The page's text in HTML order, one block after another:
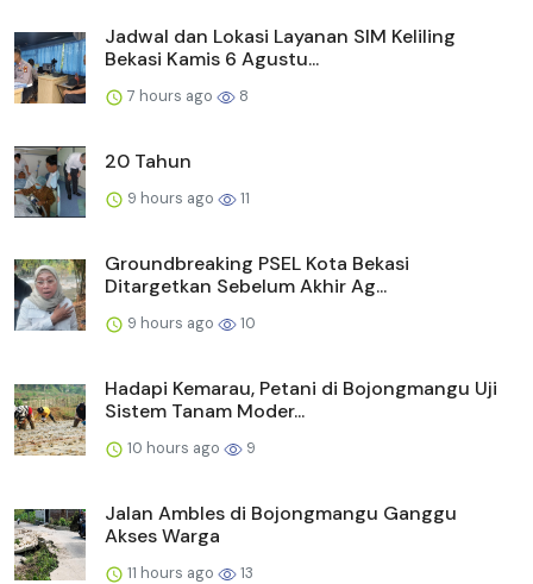
Jadwal dan Lokasi Layanan SIM Keliling
Bekasi Kamis 6 Agustu...
7 hours ago 8
20 Tahun
9 hours ago 11
Groundbreaking PSEL Kota Bekasi
Ditargetkan Sebelum Akhir Ag...
9 hours ago 10
Hadapi Kemarau, Petani di Bojongmangu Uji
Sistem Tanam Moder...
10 hours ago 9
Jalan Ambles di Bojongmangu Ganggu
Akses Warga
11 hours ago 13